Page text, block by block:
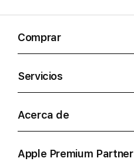
Comprar
Servicios
Acerca de
Apple Premium Partner